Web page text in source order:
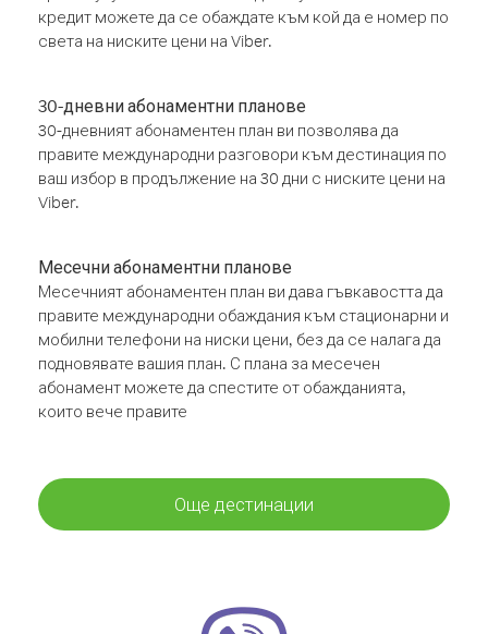
кредит можете да се обаждате към кой да е номер по
света на ниските цени на Viber.
30-дневни абонаментни планове
30-дневният абонаментен план ви позволява да
правите международни разговори към дестинация по
ваш избор в продължение на 30 дни с ниските цени на
Viber.
Месечни абонаментни планове
Месечният абонаментен план ви дава гъвкавостта да
правите международни обаждания към стационарни и
мобилни телефони на ниски цени, без да се налага да
подновявате вашия план. С плана за месечен
абонамент можете да спестите от обажданията,
които вече правите
Още дестинации